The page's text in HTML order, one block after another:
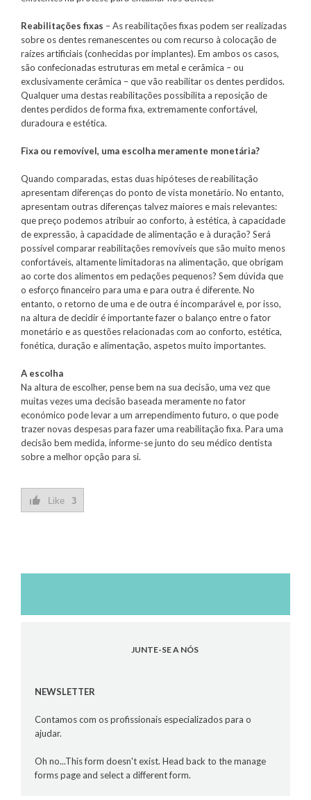
Reabilitações fixas – As reabilitações fixas podem ser realizadas
sobre os dentes remanescentes ou com recurso à colocação de
raízes artificiais (conhecidas por implantes). Em ambos os casos,
são confecionadas estruturas em metal e cerâmica – ou
exclusivamente cerâmica – que vão reabilitar os dentes perdidos.
Qualquer uma destas reabilitações possibilita a reposição de
dentes perdidos de forma fixa, extremamente confortável,
duradoura e estética.
Fixa ou removível, uma escolha meramente monetária?
Quando comparadas, estas duas hipóteses de reabilitação
apresentam diferenças do ponto de vista monetário. No entanto,
apresentam outras diferenças talvez maiores e mais relevantes:
que preço podemos atribuir ao conforto, à estética, à capacidade
de expressão, à capacidade de alimentação e à duração? Será
possível comparar reabilitações removíveis que são muito menos
confortáveis, altamente limitadoras na alimentação, que obrigam
ao corte dos alimentos em pedações pequenos? Sem dúvida que
o esforço financeiro para uma e para outra é diferente. No
entanto, o retorno de uma e de outra é incomparável e, por isso,
na altura de decidir é importante fazer o balanço entre o fator
monetário e as questões relacionadas com ao conforto, estética,
fonética, duração e alimentação, aspetos muito importantes.
A escolha
Na altura de escolher, pense bem na sua decisão, uma vez que
muitas vezes uma decisão baseada meramente no fator
económico pode levar a um arrependimento futuro, o que pode
trazer novas despesas para fazer uma reabilitação fixa. Para uma
decisão bem medida, informe-se junto do seu médico dentista
sobre a melhor opção para si.
Like 3
JUNTE-SE A NÓS
NEWSLETTER
Contamos com os profissionais especializados para o
ajudar.
Oh no...This form doesn't exist. Head back to the manage
forms page and select a different form.